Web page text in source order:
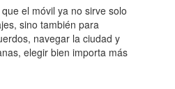
el móvil ya no sirve solo
sino también para
navegar la ciudad y
elegir bien importa más